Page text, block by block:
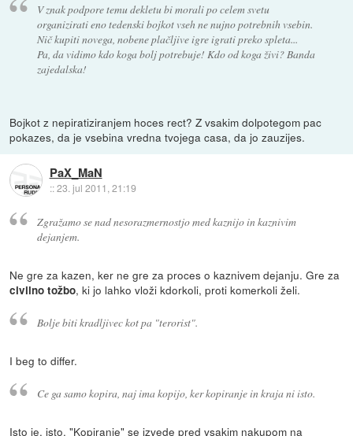
V znak podpore temu dekletu bi morali po celem svetu
organizirati eno tedenski bojkot vseh ne nujno potrebnih vsebin.
Nič kupiti novega, nobene plačljive igre igrati preko spleta...
Pa, da vidimo kdo koga bolj potrebuje! Kdo od koga živi? Banda
zajedalska!
Bojkot z nepiratiziranjem hoces rect? Z vsakim dolpotegom pac
pokazes, da je vsebina vredna tvojega casa, da jo zauzijes.
PaX_MaN
::23. jul 2011, 21:19
Zgražamo se nad nesorazmernostjo med kaznijo in kaznivim
dejanjem.
Ne gre za kazen, ker ne gre za proces o kaznivem dejanju. Gre za
civilno tožbo, ki jo lahko vloži kdorkoli, proti komerkoli želi.
Bolje biti kradljivec kot pa "terorist".
I beg to differ.
Ce ga samo kopira, naj ima kopijo, ker kopiranje in kraja ni isto.
Isto je, isto. "Kopiranje" se izvede pred vsakim nakupom na